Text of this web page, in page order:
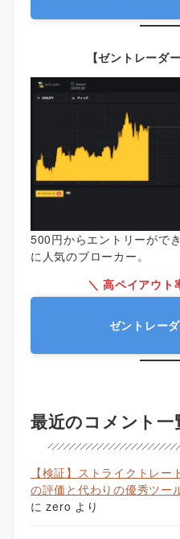
【ゼントレーダ
500円からエントリーがで
に人気のブローカー。
＼ 高ペイアウト
ゼントレー
最近のコメント一
【検証】ストライクトレ
の評価と代わりの優秀ツー
にzero より